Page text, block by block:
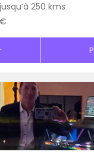
250 kms